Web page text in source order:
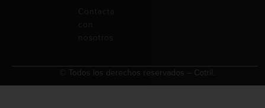
Contacta
con
nosotros
© Todos los derechos reservados – Cotril.